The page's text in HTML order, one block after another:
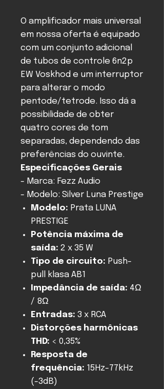
O amplificador mais universal
em nossa oferta é equipado
com um conjunto adicional
de tubos de controle 6n2p
EW Voskhod e um interruptor
para alterar o modo
pentode/tetrode. Isso dá a
possibilidade de obter
quatro cores de tom
separadas, dependendo das
preferências do ouvinte.
Especificações Gerais
- Marca: Fezz Audio
- Modelo: Silver Luna Prestige
Modelo: Prata LUNA
PRESTIGE
Potência máxima de
saída: 2 x 35 W
Tipo de circuito: Push-
pull klasa AB1
Impedância de saída: 4Ω
/ 8Ω
Entradas: 3 x RCA
Distorções harmônicas
THD: < 0,35%
Resposta de
frequência: 15Hz-77kHz
(-3dB)